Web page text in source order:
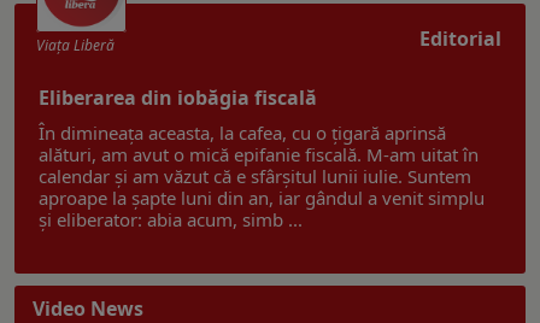
Editorial
Viaţa Liberă
Eliberarea din iobăgia fiscală
În dimineața aceasta, la cafea, cu o țigară aprinsă
alături, am avut o mică epifanie fiscală. M-am uitat în
calendar și am văzut că e sfârșitul lunii iulie. Suntem
aproape la șapte luni din an, iar gândul a venit simplu
și eliberator: abia acum, simb ...
Video News